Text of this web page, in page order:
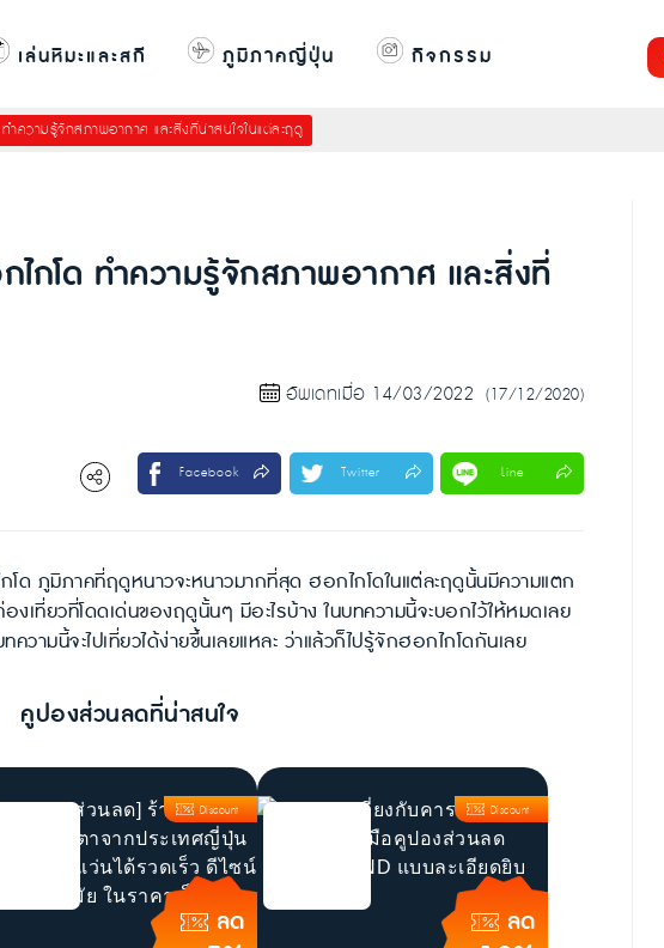
เล่นหิมะและสกี ภูมิภาคญี่ปุ่น กิจกรรม
ความรู้จักสภาพอากาศ และสิ่งที่น่าสนใจในแต่ละฤดู
กโด ทำความรู้จักสภาพอากาศ และสิ่งที่
อัพเดทเมื่อ 14/03/2022 (17/12/2020)
Facebook Twitter Line
ด ภูมิภาคที่ฤดูหนาวจะหนาวมากที่สุด ฮอกไกโดในแต่ละฤดูนั้นมีความแตก
เที่ยวที่โดดเด่นของฤดูนั้นๆ มีอะไรบ้าง ในบทความนี้จะบอกไว้ให้หมดเลย
ามนี้จะไปเที่ยวได้ง่ายขึ้นเลยแหละ ว่าแล้วก็ไปรู้จักฮอกไกโดกันเลย
คูปองส่วนลดที่น่าสนใจ
ลด
Discount
ลด
Discount